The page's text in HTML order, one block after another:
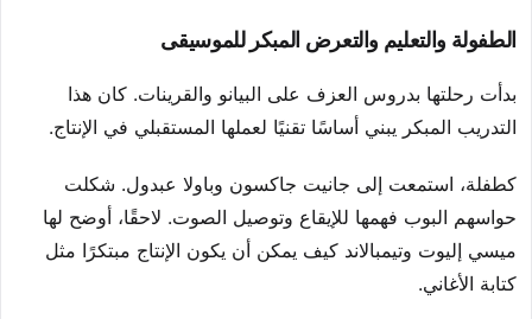
الطفولة والتعليم والتعرض المبكر للموسيقى
بدأت رحلتها بدروس العزف على البيانو والقرينات. كان هذا
التدريب المبكر يبني أساسًا تقنيًا لعملها المستقبلي في الإنتاج.
كطفلة، استمعت إلى جانيت جاكسون وباولا عبدول. شكلت
حواسهم البوب فهمها للإيقاع وتوصيل الصوت. لاحقًا، أوضح لها
ميسي إليوت وتيمبالاند كيف يمكن أن يكون الإنتاج مبتكرًا مثل
كتابة الأغاني.